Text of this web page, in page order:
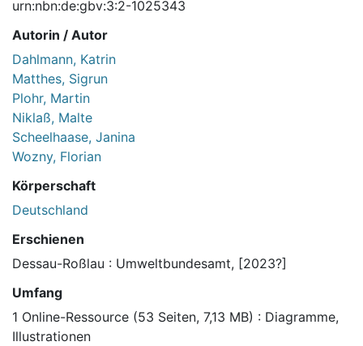
urn:nbn:de:gbv:3:2-1025343
Autorin / Autor
Dahlmann, Katrin
Matthes, Sigrun
Plohr, Martin
Niklaß, Malte
Scheelhaase, Janina
Wozny, Florian
Körperschaft
Deutschland
Erschienen
Dessau-Roßlau : Umweltbundesamt, [2023?]
Umfang
1 Online-Ressource (53 Seiten, 7,13 MB) : Diagramme,
Illustrationen